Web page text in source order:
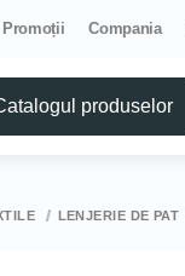
Promoții Compania
produselor
LENJERIE DE PAT